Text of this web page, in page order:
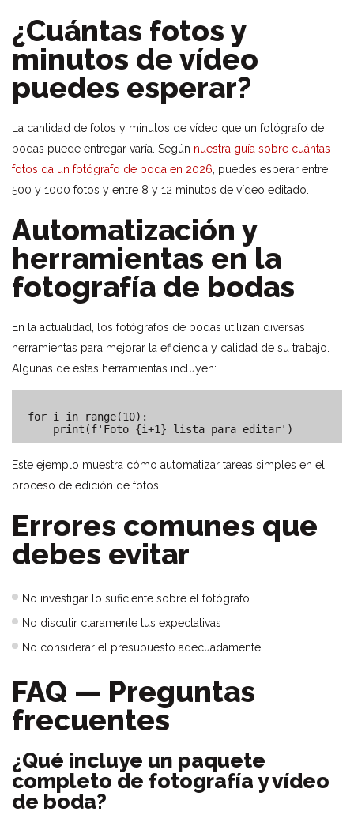
¿Cuántas fotos y
minutos de vídeo
puedes esperar?
La cantidad de fotos y minutos de vídeo que un fotógrafo de
bodas puede entregar varía. Según nuestra guía sobre cuántas
fotos da un fotógrafo de boda en 2026, puedes esperar entre
500 y 1000 fotos y entre 8 y 12 minutos de vídeo editado.
Automatización y
herramientas en la
fotografía de bodas
En la actualidad, los fotógrafos de bodas utilizan diversas
herramientas para mejorar la eficiencia y calidad de su trabajo.
Algunas de estas herramientas incluyen:
for i in range(10):
Este ejemplo muestra cómo automatizar tareas simples en el
proceso de edición de fotos.
Errores comunes que
debes evitar
No investigar lo suficiente sobre el fotógrafo
No discutir claramente tus expectativas
No considerar el presupuesto adecuadamente
FAQ — Preguntas
frecuentes
¿Qué incluye un paquete
completo de fotografía y vídeo
de boda?